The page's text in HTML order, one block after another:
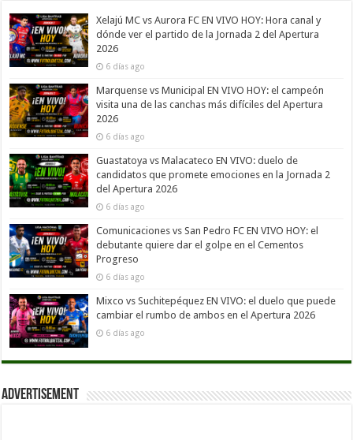
Xelajú MC vs Aurora FC EN VIVO HOY: Hora canal y
dónde ver el partido de la Jornada 2 del Apertura
2026
6 días ago
Marquense vs Municipal EN VIVO HOY: el campeón
visita una de las canchas más difíciles del Apertura
2026
6 días ago
Guastatoya vs Malacateco EN VIVO: duelo de
candidatos que promete emociones en la Jornada 2
del Apertura 2026
6 días ago
Comunicaciones vs San Pedro FC EN VIVO HOY: el
debutante quiere dar el golpe en el Cementos
Progreso
6 días ago
Mixco vs Suchitepéquez EN VIVO: el duelo que puede
cambiar el rumbo de ambos en el Apertura 2026
6 días ago
Advertisement